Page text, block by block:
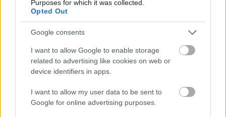
Purposes for which it was collected.
Opted Out
Google consents
I want to allow Google to enable storage
related to advertising like cookies on web or
device identifiers in apps.
I want to allow my user data to be sent to
Google for online advertising purposes.